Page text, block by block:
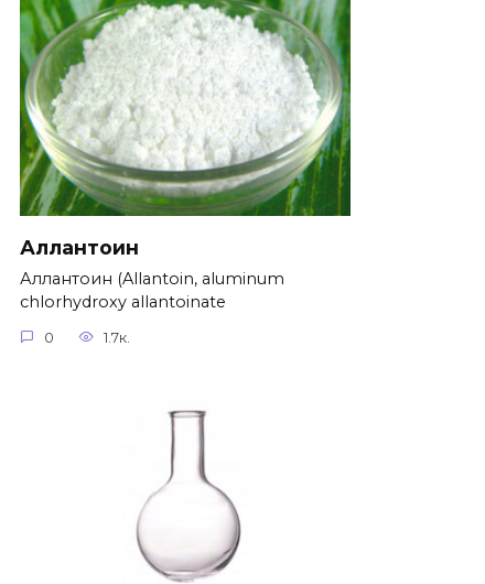
Аллантоин
Аллантоин (Allantoin, aluminum
chlorhydroxy allantoinate
0 1.7к.